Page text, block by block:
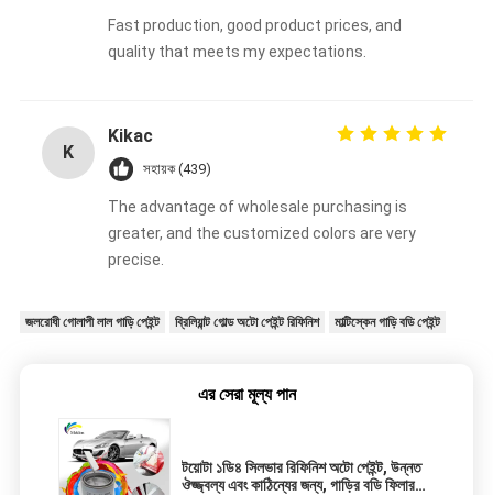
Fast production, good product prices, and
quality that meets my expectations.
K
Kikac
সহায়ক (439)
The advantage of wholesale purchasing is
greater, and the customized colors are very
precise.
জলরোধী গোলাপী লাল গাড়ি পেইন্ট ব্রিলিয়ান্ট গোল্ড অটো পেইন্ট রিফিনিশ মাল্টিস্কেন গাড়ি বডি পেইন্ট
এর সেরা মূল্য পান
টয়োটা ১ডি৪ সিলভার রিফিনিশ অটো পেইন্ট, উন্নত
ঔজ্জ্বল্য এবং কাঠিন্যের জন্য, গাড়ির বডি ফিলার